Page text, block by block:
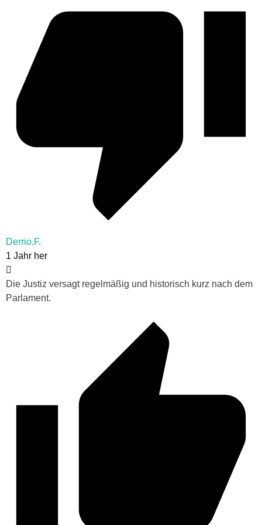
Derrio.F.
1 Jahr her
Die Justiz versagt regelmäßig und historisch kurz nach dem
Parlament.